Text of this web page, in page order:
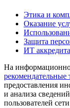
Этика и
Оказание
Защита
ИТ
На
рекомендательные
предоставления
и анализа
пользователей